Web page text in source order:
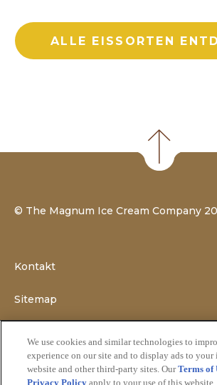
ALLE EISSORTEN
© The Magnum Ice Cream Company
Kontakt
Sitemap
Recht
We use cookies and similar technologies to
experience on our site and to display ads to your
website and other third-party sites. OurTerms of
Privacy Policy apply to your use of this website.